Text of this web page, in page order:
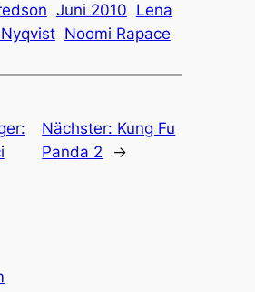
Juni 2010 Lena
Noomi Rapace
Nächster: Kung Fu
Panda 2
→